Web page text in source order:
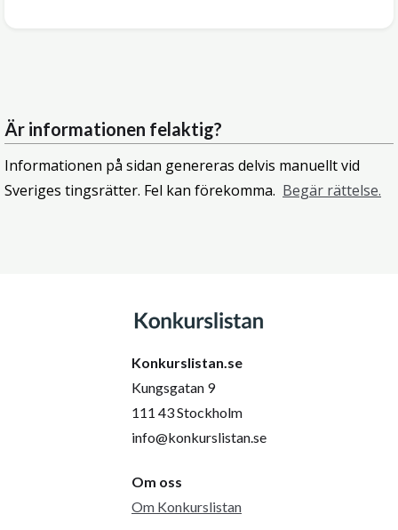
Är informationen felaktig?
Informationen på sidan genereras delvis manuellt vid
Sveriges tingsrätter. Fel kan förekomma. Begär rättelse.
Konkurslistan.se
Kungsgatan 9
111 43 Stockholm
info@konkurslistan.se
Om oss
Om Konkurslistan